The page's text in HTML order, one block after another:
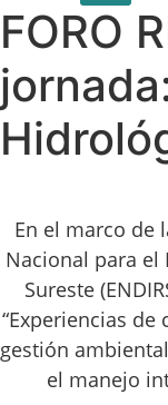
FORO
En el marco de
Nacional para el
Sureste
“Experiencias
gestión
el manejo